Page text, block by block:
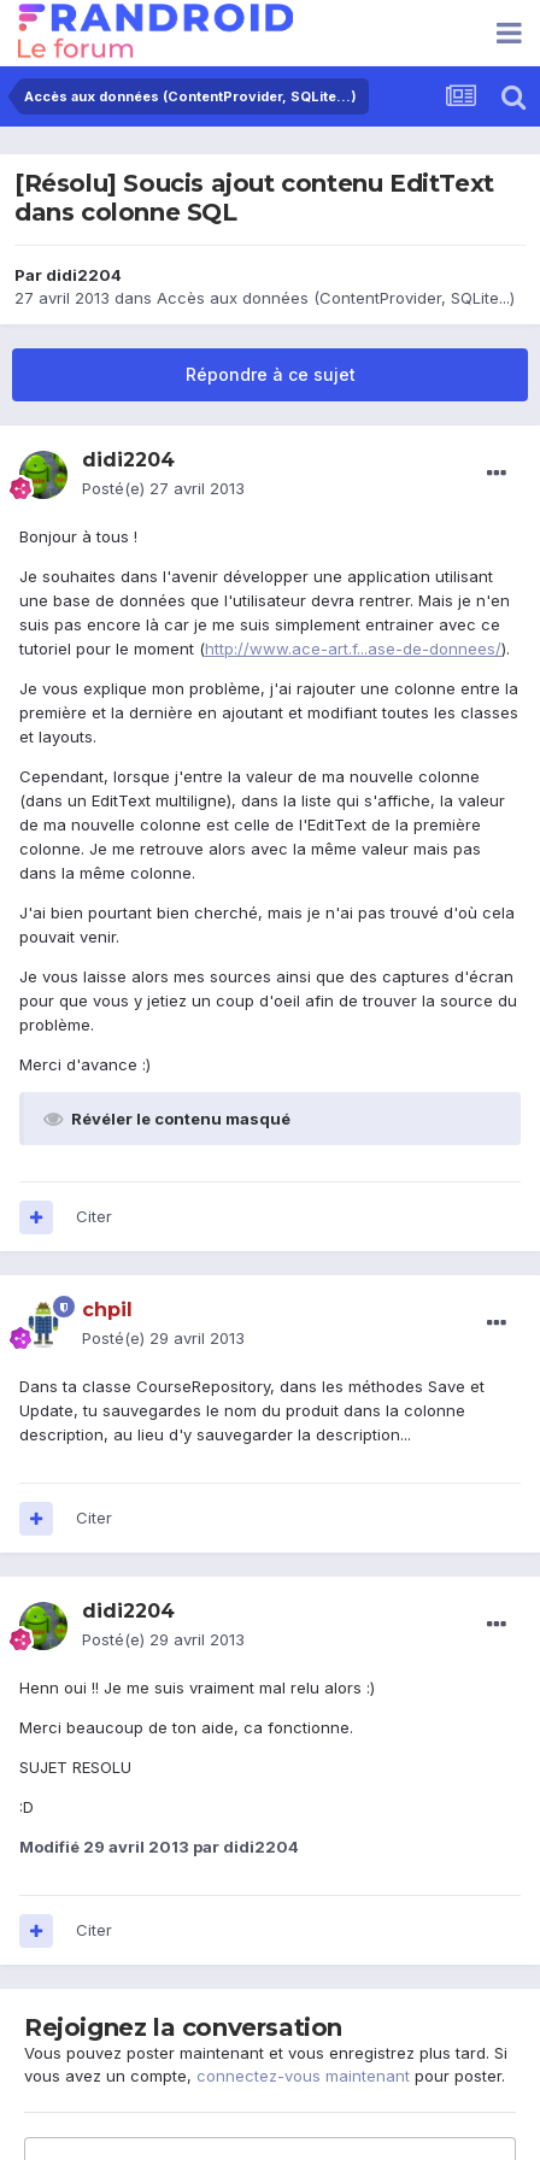
Accès aux données (ContentProvider, SQLite...)
[Résolu] Soucis ajout contenu EditText
dans colonne SQL
Par didi2204
27 avril 2013 dans Accès aux données (ContentProvider, SQLite...)
Répondre à ce sujet
didi2204
Posté(e) 27 avril 2013
Bonjour à tous !
Je souhaites dans l'avenir développer une application utilisant
une base de données que l'utilisateur devra rentrer. Mais je n'en
suis pas encore là car je me suis simplement entrainer avec ce
tutoriel pour le moment (http://www.ace-art.f...ase-de-donnees/).
Je vous explique mon problème, j'ai rajouter une colonne entre la
première et la dernière en ajoutant et modifiant toutes les classes
et layouts.
Cependant, lorsque j'entre la valeur de ma nouvelle colonne
(dans un EditText multiligne), dans la liste qui s'affiche, la valeur
de ma nouvelle colonne est celle de l'EditText de la première
colonne. Je me retrouve alors avec la même valeur mais pas
dans la même colonne.
J'ai bien pourtant bien cherché, mais je n'ai pas trouvé d'où cela
pouvait venir.
Je vous laisse alors mes sources ainsi que des captures d'écran
pour que vous y jetiez un coup d'oeil afin de trouver la source du
problème.
Merci d'avance :)
Révéler le contenu masqué
Citer
chpil
Posté(e) 29 avril 2013
Dans ta classe CourseRepository, dans les méthodes Save et
Update, tu sauvegardes le nom du produit dans la colonne
description, au lieu d'y sauvegarder la description...
Citer
didi2204
Posté(e) 29 avril 2013
Henn oui !! Je me suis vraiment mal relu alors :)
Merci beaucoup de ton aide, ca fonctionne.
SUJET RESOLU
:D
Modifié 29 avril 2013 par didi2204
Citer
Rejoignez la conversation
Vous pouvez poster maintenant et vous enregistrez plus tard. Si
vous avez un compte, connectez-vous maintenant pour poster.